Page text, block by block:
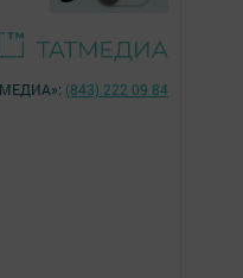
(843) 222 09 84